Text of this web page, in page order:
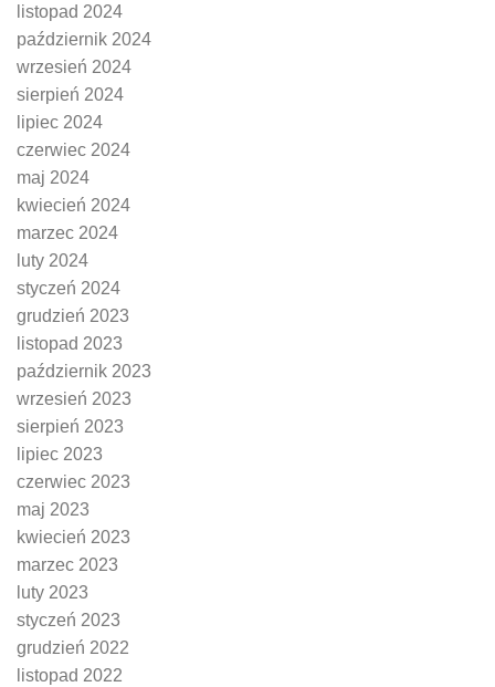
listopad 2024
październik 2024
wrzesień 2024
sierpień 2024
lipiec 2024
czerwiec 2024
maj 2024
kwiecień 2024
marzec 2024
luty 2024
styczeń 2024
grudzień 2023
listopad 2023
październik 2023
wrzesień 2023
sierpień 2023
lipiec 2023
czerwiec 2023
maj 2023
kwiecień 2023
marzec 2023
luty 2023
styczeń 2023
grudzień 2022
listopad 2022